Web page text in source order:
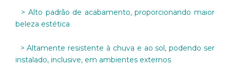
> Alto padrão de acabamento, proporcionando maior
beleza estética
> Altamente resistente à chuva e ao sol, podendo ser
instalado, inclusive, em ambientes externos